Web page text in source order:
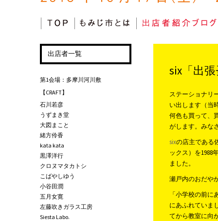
コンテンツへ移動
six「出
ステーショナリ
い出します（当
何色も買って、
がします。みな
sixの店主である
ックス）を1988
ました。
瀬戸内のおだや
「小学校の前
にあふれていま
てから教室に向
出店者一覧
第1会場：多摩川河川敷
【CRAFT】
石川若彦
うずまき堂
大図まこと
緒方伶香
kata kata
黒澤洋行
クロヌマタカトシ
こばやしゆう
小谷田潤
五月女寛
左藤吹きガラス工房
Siesta Labo.